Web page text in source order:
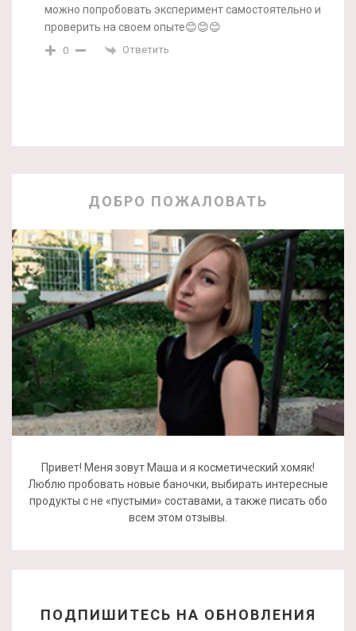
можно попробовать эксперимент самостоятельно и
проверить на своем опыте😊😊😊
0 Ответить
ДОБРО ПОЖАЛОВАТЬ
Привет! Меня зовут Маша и я косметический хомяк!
Люблю пробовать новые баночки, выбирать интересные
продукты с не «пустыми» составами, а также писать обо
всем этом отзывы.
ПОДПИШИТЕСЬ НА ОБНОВЛЕНИЯ